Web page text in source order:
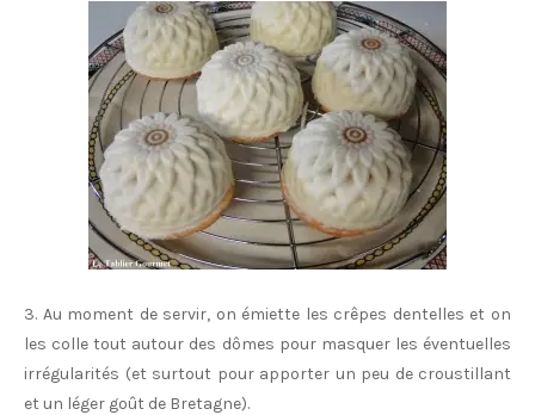
3. Au moment de servir, on émiette les crêpes dentelles et on
les colle tout autour des dômes pour masquer les éventuelles
irrégularités (et surtout pour apporter un peu de croustillant
et un léger goût de Bretagne).